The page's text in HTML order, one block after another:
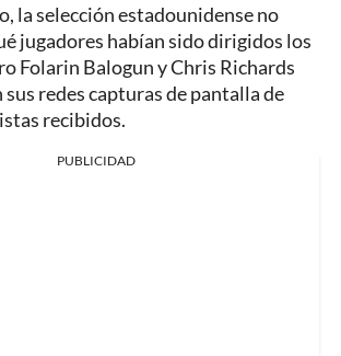
la selección estadounidense no
jugadores habían sido dirigidos los
Folarin Balogun y Chris Richards
redes capturas de pantalla de
recibidos.
PUBLICIDAD